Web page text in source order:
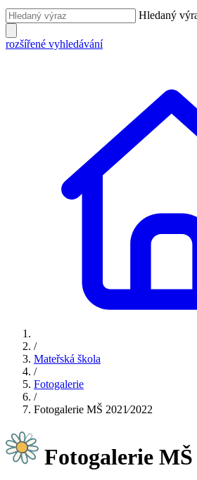
Hledaný
rozšířené vyhledávání
/
Mateřská škola
/
Fotogalerie
/
Fotogalerie MŠ 2021⁄2022
Fotogalerie MŠ